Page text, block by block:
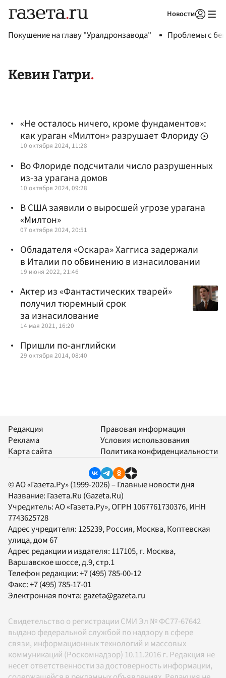
Новости
Покушение на главу "Уралдронзавода" Проблемы с
Кевин Гатри
«Не осталось ничего, кроме фундаментов»:
как ураган «Милтон» разрушает Флориду
10 октября 2024, 11:28
Во Флориде подсчитали число разрушенных
из-за урагана домов
10 октября 2024, 09:28
В США заявили о выросшей угрозе урагана
«Милтон»
07 октября 2024, 20:51
Обладателя «Оскара» Хаггиса задержали
в Италии по обвинению в изнасиловании
19 июня 2022, 21:46
Актер из «Фантастических тварей»
получил тюремный срок
за изнасилование
14 мая 2021, 16:20
Пришли по-английски
29 октября 2014, 08:40
Редакция
Реклама
Карта сайта
Правовая информация
Условия использования
Политика конфиденциальности
© АО «Газета.Ру» (1999-2026) – Главные новости дня
Название: Газета.Ru (Gazeta.Ru)
Учредитель:АО «Газета.Ру», ОГРН 1067761730376, ИНН
7743625728
Адрес учредителя: 125239, Россия, Москва, Коптевская
улица, дом 67
Адрес редакции и издателя: 117105, г. Москва,
Варшавское шоссе, д.9, стр.1
Телефон редакции:+7 (495) 785-00-12
Факс:+7 (495) 785-17-01
Электронная почта:gazeta@gazeta.ru
Свидетельство о регистрации СМИ Эл № ФС77-67642
выдано федеральной службой по надзору в сфере
связи, информационных технологий и массовых
коммуникаций (Роскомнадзор) 10.11.2016 г. Редакция не
несет ответственности за достоверность информации,